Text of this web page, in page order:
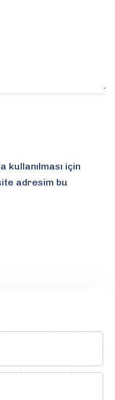
kullanılması için
adresim bu